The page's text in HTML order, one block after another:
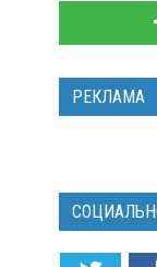
РЕКЛАМА